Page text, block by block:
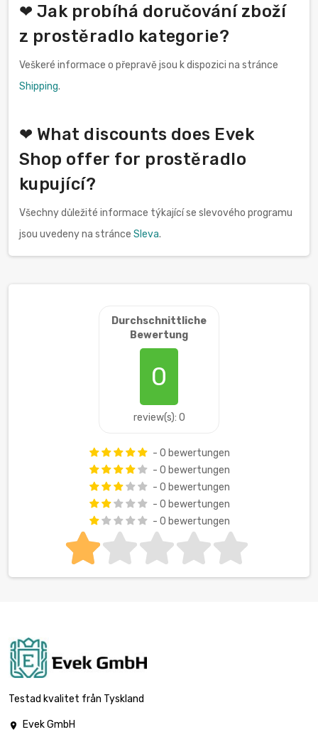
❤ Jak probíhá doručování zboží
z prostěradlo kategorie?
Veškeré informace o přepravě jsou k dispozici na stránce
Shipping.
❤ What discounts does Evek
Shop offer for prostěradlo
kupující?
Všechny důležité informace týkající se slevového programu
jsou uvedeny na stránce Sleva.
Durchschnittliche
Bewertung
0
review(s): 0
- 0 bewertungen
- 0 bewertungen
- 0 bewertungen
- 0 bewertungen
- 0 bewertungen
Testad kvalitet från Tyskland

Evek GmbH